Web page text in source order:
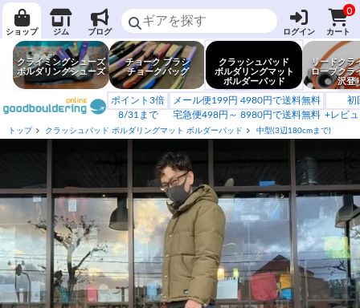
ショップ ジム ブログ ログイン
0
カート
クライミングシューズ
ボルダリングシューズ
チョーク ブラシ
チョークバッグ
クラッシュパッド
ボルダリングマット
ボルダーパッド
リードクラ
ロープクラ
沢登
ポイント3倍
8/31まで
メール便199円 4980円で送料無料
宅急便498円～ 8980円で送料無料
初
+レビ
トップ クラッシュパッド ボルダリングマット ボルダーパッド 中型(3辺180cmまで)